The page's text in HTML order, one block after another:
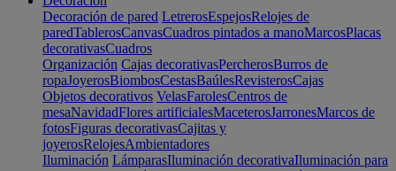
Decoración de pared LetrerosEspejosRelojes de
paredTablerosCanvasCuadros pintados a manoMarcosPlacas
decorativasCuadros
Organización Cajas decorativasPercherosBurros de
ropaJoyerosBiombosCestasBaúlesRevisterosCajas
Objetos decorativos VelasFarolesCentros de
mesaNavidadFlores artificialesMaceterosJarronesMarcos de
fotosFiguras decorativasCajitas y
joyerosRelojesAmbientadores
Iluminación LámparasIluminación decorativaIluminación para